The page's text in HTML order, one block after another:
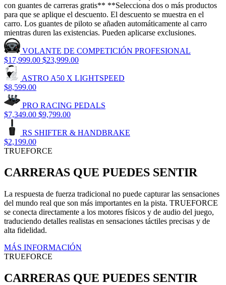
con guantes de carreras gratis** **Selecciona dos o más productos
para que se aplique el descuento. El descuento se muestra en el
carro. Los guantes de piloto se añaden automáticamente al carro
mientras duren las existencias. Pueden aplicarse exclusiones.
VOLANTE DE COMPETICIÓN PROFESIONAL
$17,999.00 $23,999.00
ASTRO A50 X LIGHTSPEED
$8,599.00
PRO RACING PEDALS
$7,349.00 $9,799.00
RS SHIFTER & HANDBRAKE
$2,199.00
TRUEFORCE
CARRERAS QUE PUEDES SENTIR
La respuesta de fuerza tradicional no puede capturar las sensaciones
del mundo real que son más importantes en la pista. TRUEFORCE
se conecta directamente a los motores físicos y de audio del juego,
traduciendo detalles realistas en sensaciones táctiles precisas y de
alta fidelidad.
MÁS INFORMACIÓN
TRUEFORCE
CARRERAS QUE PUEDES SENTIR